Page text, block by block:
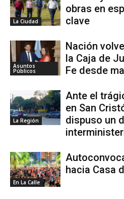
La Ciudad
obras en
clave
Asuntos
Públicos
Nación
la Caja de
Fe desde
La Región
Ante el
en San
dispuso un
En La Calle
hacia Casa